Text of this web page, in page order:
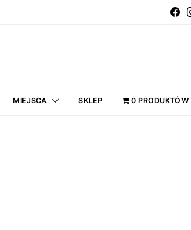
MIEJSCA SKLEP 0 PRODUKTÓW